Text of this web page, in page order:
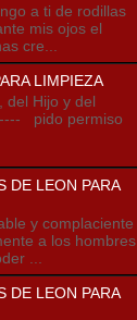
a ti de rodillas
mis ojos el
cre...
LIMPIEZA
Hijo y del
pido permiso
DE LEON PARA
y complaciente
a los hombres
...
DE LEON PARA